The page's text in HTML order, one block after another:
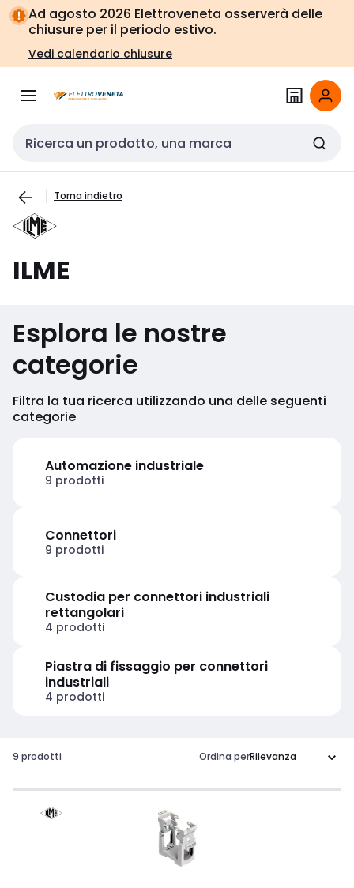
Vai alla
navigazione
Vai
alla
pagina
Ad agosto 2026 Elettroveneta osserverà delle
chiusure per il periodo estivo.
Vedi calendario chiusure
Cerca input
Torna indietro
ILME
Esplora le nostre
categorie
Filtra la tua ricerca utilizzando una delle seguenti
categorie
Automazione industriale
9 prodotti
Connettori
9 prodotti
Custodia per connettori industriali
rettangolari
4 prodotti
Piastra di fissaggio per connettori
industriali
4 prodotti
9 prodotti Ordina per